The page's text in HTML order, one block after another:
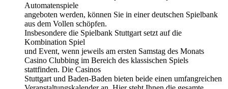
Automatenspiele
angeboten werden, können Sie in einer deutschen Spielbank
aus dem Vollen schöpfen.
Insbesondere die Spielbank Stuttgart setzt auf die
Kombination Spiel
und Event, wenn jeweils am ersten Samstag des Monats
Casino Clubbing im Bereich des klassischen Spiels
stattfinden. Die Casinos
Stuttgart und Baden-Baden bieten beide einen umfangreichen